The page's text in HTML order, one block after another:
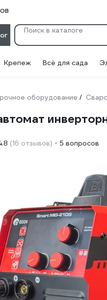
Крепеж Всё для сада
оборудование /
(16 отзывов) 5 вопросов